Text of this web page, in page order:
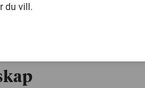
du vill.